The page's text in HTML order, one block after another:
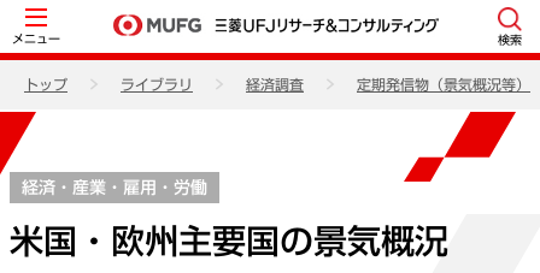
メニュー 検索
トップ ライブラリ 経済調査 定期発信物（景気概況等）
経済・産業・雇用・労働
米国・欧州主要国の景気概況